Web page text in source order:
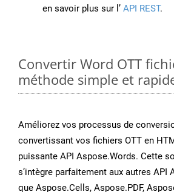
en savoir plus sur l’ API REST.
Convertir Word OTT
méthode simple et
Améliorez vos processus de
convertissant vos fichiers OTT en
puissante API Aspose.Words. Cette
s’intègre parfaitement aux autres API
que Aspose.Cells, Aspose.PDF,